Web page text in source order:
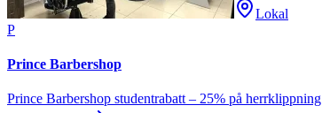
Lokal
P
Prince Barbershop
Prince Barbershop studentrabatt – 25% på herrklippning